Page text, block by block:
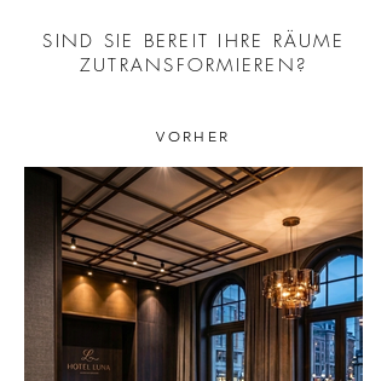
SIND SIE BEREIT IHRE RÄUME
ZUTRANSFORMIEREN?
VORHER